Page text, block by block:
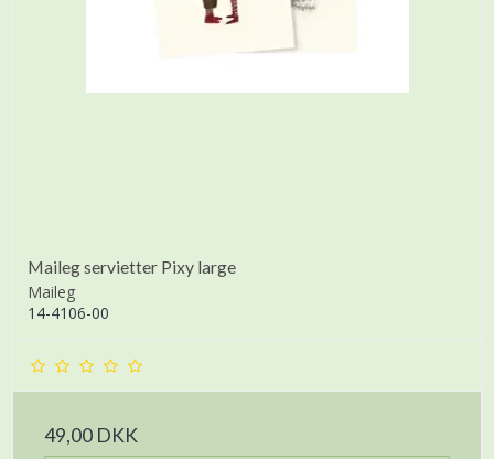
Maileg servietter Pixy large
Maileg
14-4106-00
49,00 DKK